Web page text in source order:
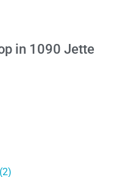
in 1090 Jette